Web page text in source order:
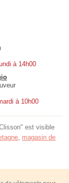
à 14h00
à 10h00
est visible
magasin de